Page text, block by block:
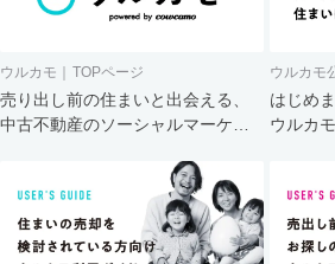
ウルカモ｜TOPページ
売り出し前の住まいと出会える、
中古不動産のソーシャルマーケッ
ウルカモ
はじめ
ウルカ